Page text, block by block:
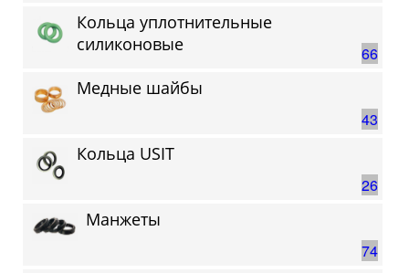
66
Кольца уплотнительные
силиконовые
43
Медные шайбы
26
Кольца USIT
74
Манжеты